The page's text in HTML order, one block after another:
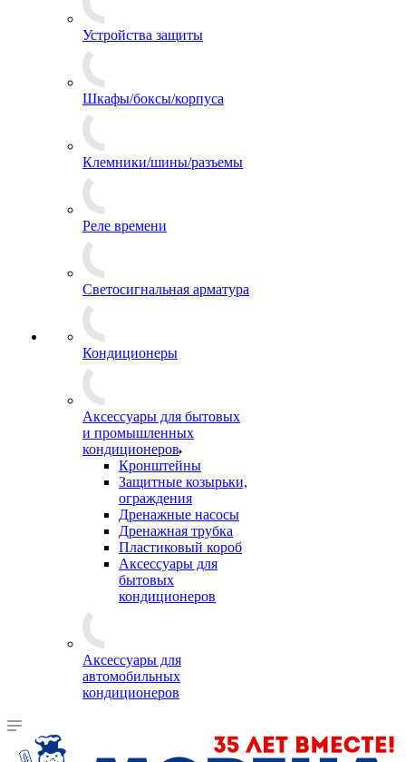
Устройства защиты
Шкафы/боксы/корпуса
Клемники/шины/разъемы
Реле времени
Светосигнальная арматура
Кондиционеры
Аксессуары для бытовых
и промышленных
кондиционеров
Кронштейны
Защитные козырьки,
ограждения
Дренажные насосы
Дренажная трубка
Пластиковый короб
Аксессуары для
бытовых
кондиционеров
Аксессуары для
автомобильных
кондиционеров